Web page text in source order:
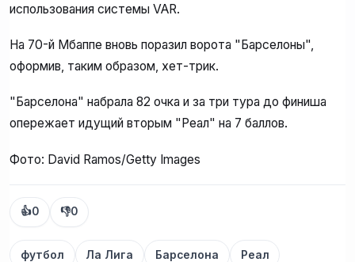
использования системы VAR.
На 70-й Мбаппе вновь поразил ворота "Барселоны",
оформив, таким образом, хет-трик.
"Барселона" набрала 82 очка и за три тура до финиша
опережает идущий вторым "Реал" на 7 баллов.
Фото: David Ramos/Getty Images
👍0 👎0
футбол Ла Лига Барселона Реал